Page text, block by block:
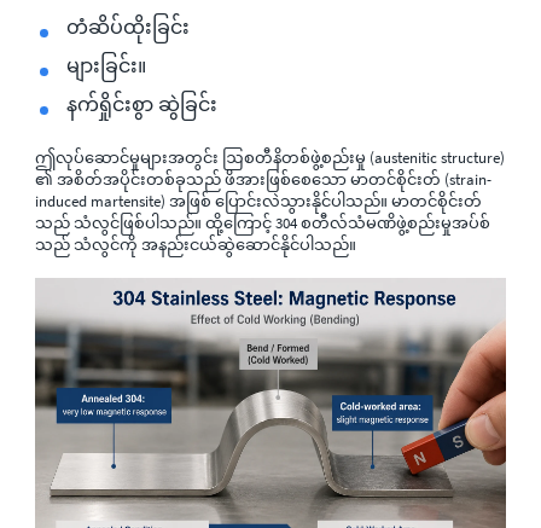
တံဆိပ်ထိုးခြင်း
များခြင်း။
နက်ရှိုင်းစွာ ဆွဲခြင်း
ဤလုပ်ဆောင်မှုများအတွင်း ဩစတီနိတစ်ဖွဲ့စည်းမှု (austenitic structure)
၏ အစိတ်အပိုင်းတစ်ခုသည် ဖိအားဖြစ်စေသော မာတင်စိုင်းတ် (strain-
induced martensite) အဖြစ် ပြောင်းလဲသွားနိုင်ပါသည်။ မာတင်စိုင်းတ်
သည် သံလွင်ဖြစ်ပါသည်။ ထို့ကြောင့် 304 စတီလ်သံမဏိဖွဲ့စည်းမှုအပ်စ်
သည် သံလွင်ကို အနည်းငယ်ဆွဲဆောင်နိုင်ပါသည်။